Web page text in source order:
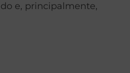
e, principalmente,